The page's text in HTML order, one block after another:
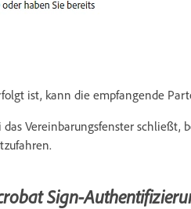
ist, kann die empfangende
Vereinbarungsfenster schließt,
Sign-